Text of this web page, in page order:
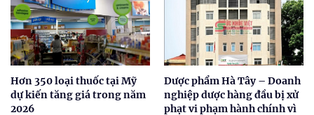
Hơn 350 loại thuốc tại Mỹ
dự kiến tăng giá trong năm
2026
Dược phẩm Hà Tây – Doanh
nghiệp dược hàng đầu bị xử
phạt vi phạm hành chính vì